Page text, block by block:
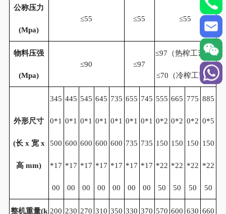
公称压力
(Mpa)
≤55 ≤55 ≤55
物料压强
(Mpa)
≤90 ≤97
≤97（热榨工艺）/
≤70（冷榨工艺）
外形尺寸
(长x 宽x
高 mm)
345
0*1
500
*17
00
445
0*1
600
*17
00
545
0*1
600
*17
00
645
0*1
600
*17
00
735
0*1
600
*17
00
655
0*1
735
*17
00
745
0*1
735
*17
00
555
0*2
150
*22
50
665
0*2
150
*22
50
775
0*2
150
*22
50
885
0*5
150
*22
50
整机重量(k 200 230 270 310 350 330 370 570 600 630 660